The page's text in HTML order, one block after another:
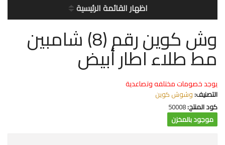
اظهار القائمة الرئيسية
وش كوين رقم (8) شامبين
مط طلاء اطار أبيض
يوجد خصومات مختلفه وتصاعدية
التصنيف:وشوش كوين
كود المنتج:50008
موجود بالمخزن